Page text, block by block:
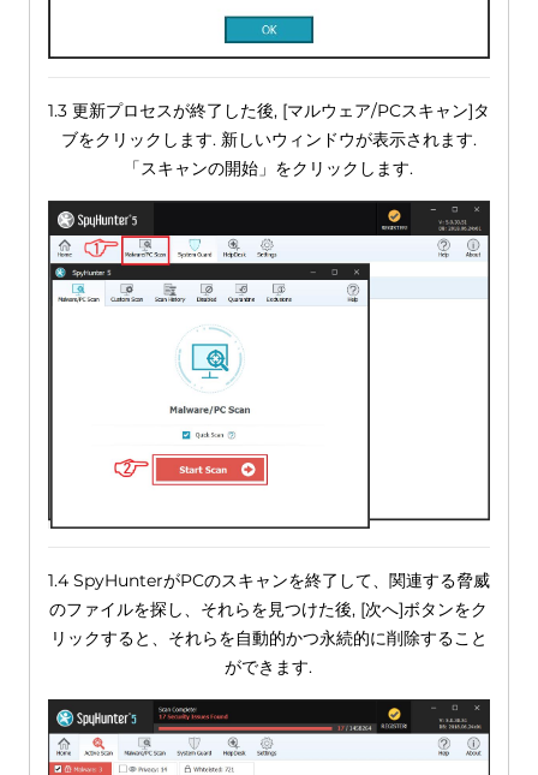
1.3 更新プロセスが終了した後, [マルウェア/PCスキャン]タ
ブをクリックします. 新しいウィンドウが表示されます.
「スキャンの開始」をクリックします.
1.4 SpyHunterがPCのスキャンを終了して、関連する脅威
のファイルを探し、それらを見つけた後, [次へ]ボタンをク
リックすると、それらを自動的かつ永続的に削除すること
ができます.